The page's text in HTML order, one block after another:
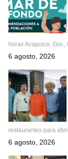
horas Acapulco, Gro.,
6 agosto, 2026
restaurantes para
6 agosto, 2026